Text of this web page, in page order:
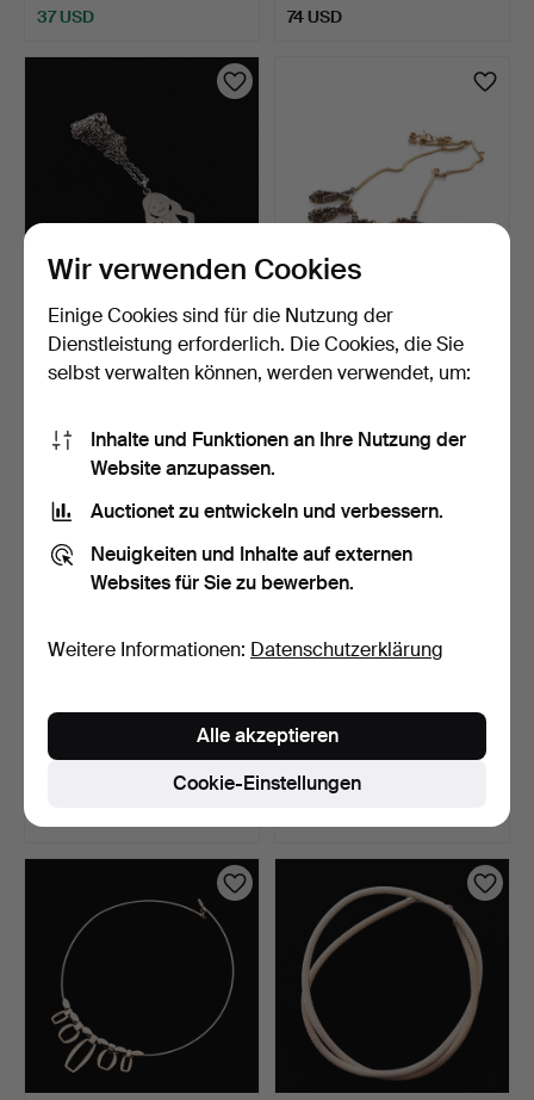
37 USD 74 USD
COLLIER mit Anhänger,
Sterlingsilber, Ital…
4 Tage
COLLIER, Vergoldetes
Sterlingsilber, Grana…
4 Tage
COLLIER, Sterlingsilber,
4 Tage
COLLIER, Sterling-
Silber, Bengt Lindström.
4 Tage
Schätzwert
Wir verwenden Cookies
Einige Cookies sind für die Nutzung der
Dienstleistung erforderlich. Die Cookies, die Sie
selbst verwalten können, werden verwendet, um:
Inhalte und Funktionen an Ihre Nutzung der
Website anzupassen.
Auctionet zu entwickeln und verbessern.
Neuigkeiten und Inhalte auf externen
Websites für Sie zu bewerben.
Weitere Informationen: Datenschutzerklärung
Cookie-Einstellungen
Alle akzeptieren